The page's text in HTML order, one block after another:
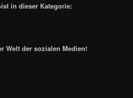
in dieser Kategorie:
Welt der sozialen Medien!